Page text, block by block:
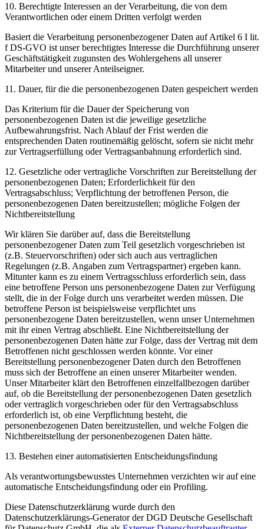
10. Berechtigte Interessen an der Verarbeitung, die von dem
Verantwortlichen oder einem Dritten verfolgt werden
Basiert die Verarbeitung personenbezogener Daten auf Artikel 6 I lit.
f DS-GVO ist unser berechtigtes Interesse die Durchführung unserer
Geschäftstätigkeit zugunsten des Wohlergehens all unserer
Mitarbeiter und unserer Anteilseigner.
11. Dauer, für die die personenbezogenen Daten gespeichert werden
Das Kriterium für die Dauer der Speicherung von
personenbezogenen Daten ist die jeweilige gesetzliche
Aufbewahrungsfrist. Nach Ablauf der Frist werden die
entsprechenden Daten routinemäßig gelöscht, sofern sie nicht mehr
zur Vertragserfüllung oder Vertragsanbahnung erforderlich sind.
12. Gesetzliche oder vertragliche Vorschriften zur Bereitstellung der
personenbezogenen Daten; Erforderlichkeit für den
Vertragsabschluss; Verpflichtung der betroffenen Person, die
personenbezogenen Daten bereitzustellen; mögliche Folgen der
Nichtbereitstellung
Wir klären Sie darüber auf, dass die Bereitstellung
personenbezogener Daten zum Teil gesetzlich vorgeschrieben ist
(z.B. Steuervorschriften) oder sich auch aus vertraglichen
Regelungen (z.B. Angaben zum Vertragspartner) ergeben kann.
Mitunter kann es zu einem Vertragsschluss erforderlich sein, dass
eine betroffene Person uns personenbezogene Daten zur Verfügung
stellt, die in der Folge durch uns verarbeitet werden müssen. Die
betroffene Person ist beispielsweise verpflichtet uns
personenbezogene Daten bereitzustellen, wenn unser Unternehmen
mit ihr einen Vertrag abschließt. Eine Nichtbereitstellung der
personenbezogenen Daten hätte zur Folge, dass der Vertrag mit dem
Betroffenen nicht geschlossen werden könnte. Vor einer
Bereitstellung personenbezogener Daten durch den Betroffenen
muss sich der Betroffene an einen unserer Mitarbeiter wenden.
Unser Mitarbeiter klärt den Betroffenen einzelfallbezogen darüber
auf, ob die Bereitstellung der personenbezogenen Daten gesetzlich
oder vertraglich vorgeschrieben oder für den Vertragsabschluss
erforderlich ist, ob eine Verpflichtung besteht, die
personenbezogenen Daten bereitzustellen, und welche Folgen die
Nichtbereitstellung der personenbezogenen Daten hätte.
13. Bestehen einer automatisierten Entscheidungsfindung
Als verantwortungsbewusstes Unternehmen verzichten wir auf eine
automatische Entscheidungsfindung oder ein Profiling.
Diese Datenschutzerklärung wurde durch den
Datenschutzerklärungs-Generator der DGD Deutsche Gesellschaft